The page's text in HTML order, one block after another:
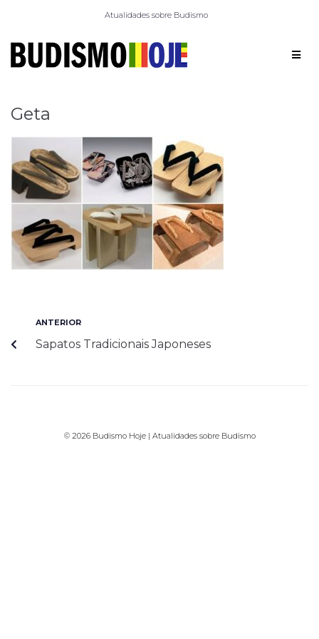
Atualidades sobre Budismo
Geta
ANTERIOR
Sapatos Tradicionais Japoneses
© 2026 Budismo Hoje | Atualidades sobre Budismo